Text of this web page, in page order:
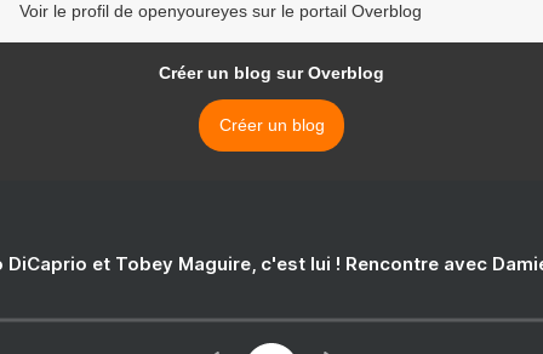
Voir le profil de openyoureyes sur le portail Overblog
Créer un blog sur Overblog
Créer un blog
DiCaprio et Tobey Maguire, c'est lui ! Rencontre avec